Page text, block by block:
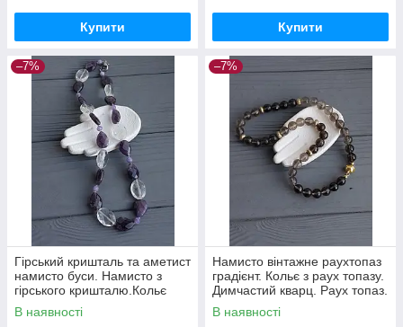
Купити Купити
–7%
Гірський кришталь та аметист
намисто буси. Намисто з
гірського кришталю.Кольє
намисто з гірського
кришталю. Гірський кришталь
В наявності
–7%
Намисто вінтажне раухтопаз
градієнт. Кольє з раух топазу.
Димчастий кварц. Раух топаз.
Німеччина!
В наявності